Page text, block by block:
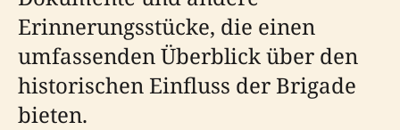
Erinnerungsstücke, die einen
umfassenden Überblick über den
historischen Einfluss der Brigade
bieten.